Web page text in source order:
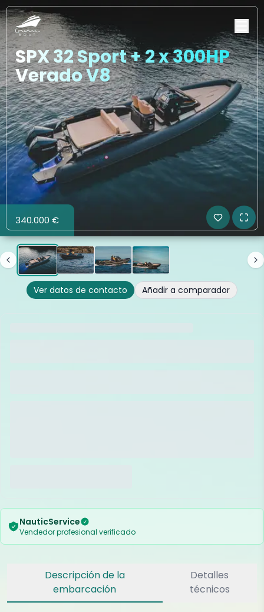
SPX 32 Sport + 2 x 300HP
Verado V8
340.000 €
Ver datos de contacto Añadir a comparador
NauticService
Vendedor profesional verificado
Descripción de la
embarcación
Detalles
técnicos